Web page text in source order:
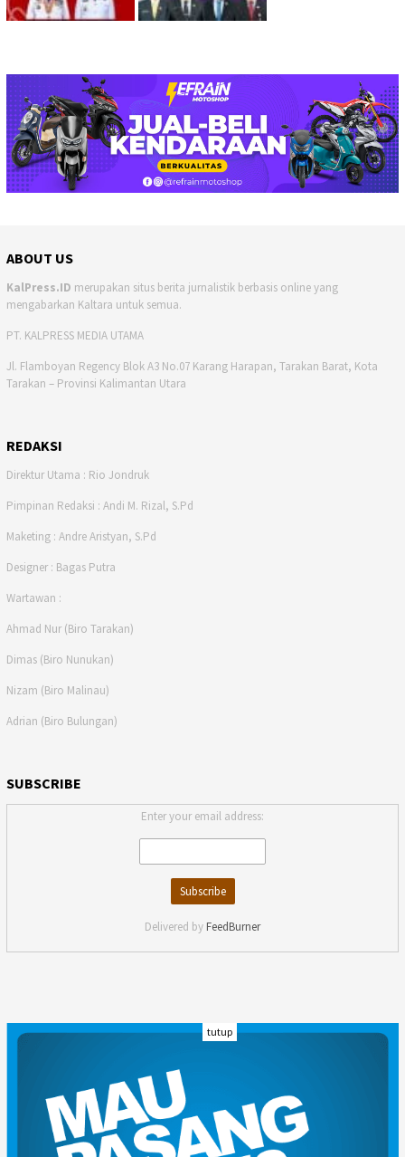
ABOUT US
KalPress.ID merupakan situs berita jurnalistik berbasis online yang
mengabarkan Kaltara untuk semua.
PT. KALPRESS MEDIA UTAMA
Jl. Flamboyan Regency Blok A3 No.07 Karang Harapan, Tarakan Barat, Kota
Tarakan – Provinsi Kalimantan Utara
REDAKSI
Direktur Utama : Rio Jondruk
Pimpinan Redaksi : Andi M. Rizal, S.Pd
Maketing : Andre Aristyan, S.Pd
Designer : Bagas Putra
Wartawan :
Ahmad Nur (Biro Tarakan)
Dimas (Biro Nunukan)
Nizam (Biro Malinau)
Adrian (Biro Bulungan)
SUBSCRIBE
Enter your email address:
Delivered by FeedBurner
INDEKS
KARIR
REDAKSI
PRIVACY POLICY
DISCLAIMER
tutup